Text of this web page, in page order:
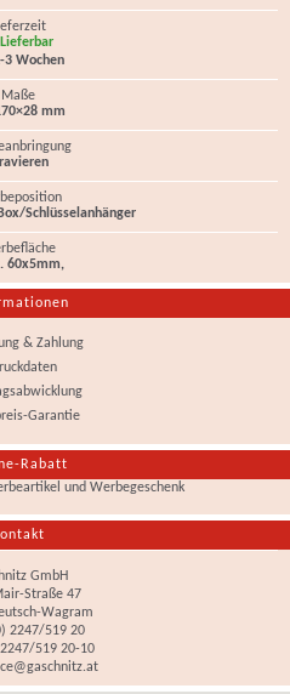
3 Wochen
Maße
mm
Schlüsselanhänger
60x5mm,
& Zahlung
Garantie
Rabatt
GmbH
Straße 47
Wagram
2247/519 20
519 20-10